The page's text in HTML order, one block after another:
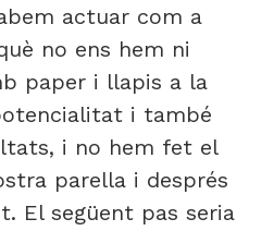
actuar com a
no ens hem ni
paper i llapis a la
i també
i no hem fet el
parella i després
El següent pas seria